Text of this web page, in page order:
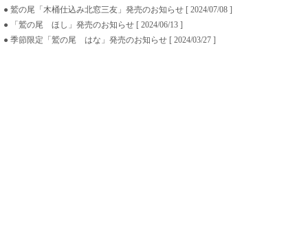
● 鷲の尾「木桶仕込み北窓三友」発売のお知らせ [ 2024/07/08 ]
● 「鷲の尾 ほし」発売のお知らせ [ 2024/06/13 ]
● 季節限定「鷲の尾 はな」発売のお知らせ [ 2024/03/27 ]